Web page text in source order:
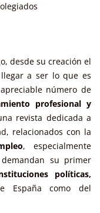
desde su creación el
a ser lo que es
número de
profesional y
revista dedicada a
relacionados con la
, especialmente
su primer
políticas,
España como del